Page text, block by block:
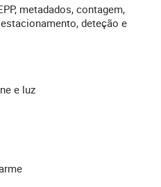
metadados, contagem,
deteção e
e luz